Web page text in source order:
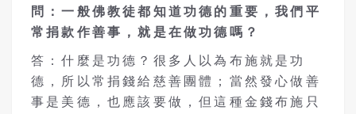
問 ：一般佛教徒都知道功德的重要，我們平
常捐款作善事 ，就是在做功德嗎？
答：什麼是功德？很多人以為布施就是功
德，所以常捐錢給慈善團體；當然發心做善
事是美德，也應該要做，但這種金錢布施只